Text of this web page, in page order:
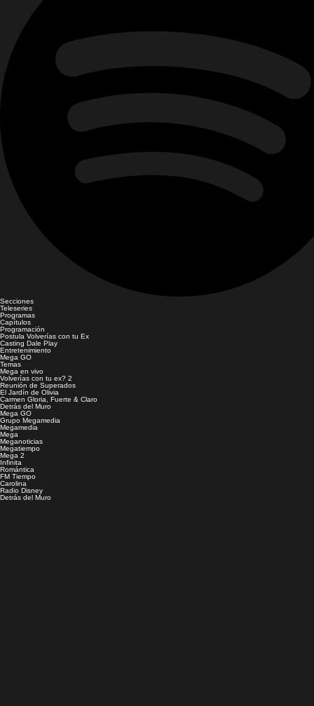
Secciones
Teleseries
Programas
Capítulos
Programación
Postula Volverías con tu Ex
Casting Dale Play
Entretenimiento
Mega GO
Temas
Mega en vivo
Volverías con tu ex? 2
Reunión de Superados
El Jardín de Olivia
Carmen Gloria, Fuerte & Claro
Detrás del Muro
Mega GO
Grupo Megamedia
Megamedia
Mega
Meganoticias
Megatiempo
Mega 2
Infinita
Romántica
FM Tiempo
Carolina
Radio Disney
Detrás del Muro